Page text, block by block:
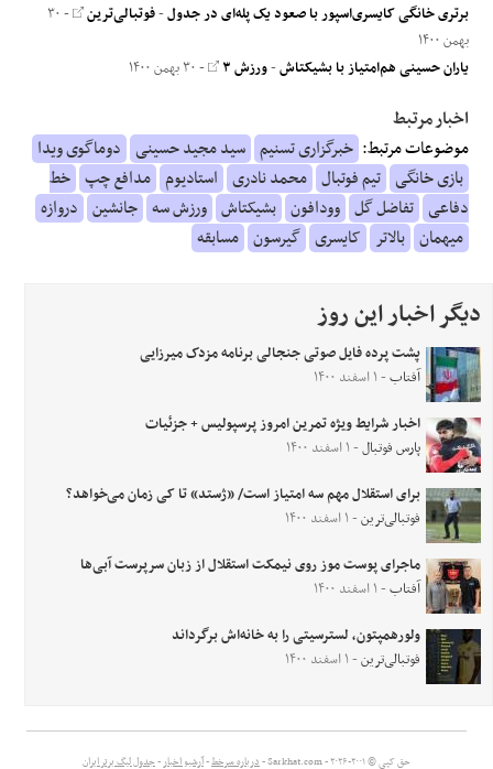
برتری خانگی کایسری‌اسپور با صعود یک پله‌‌ای در جدول-فوتبالی‌ترین
- ۳۰
بهمن ۱۴۰۰
یاران حسینی هم‌امتیاز با بشیکتاش-ورزش ۳ - ۳۰ بهمن ۱۴۰۰
اخبار مرتبط
موضوعات مرتبط: خبرگزاری تسنیم سید مجید حسینی دوماگوی ویدا
بازی خانگی تیم فوتبال محمد نادری استادیوم مدافع چپ خط
دفاعی تفاضل گل وودافون بشیکتاش ورزش سه جانشین دروازه
میهمان بالاتر کایسری گیرسون مسابقه
دیگر اخبار این روز
پشت پرده فایل صوتی جنجالی برنامه مزدک میرزایی
آفتاب- ۱ اسفند ۱۴۰۰
اخبار شرایط ویژه تمرین امروز پرسپولیس + جزئیات
پارس فوتبال- ۱ اسفند ۱۴۰۰
برای استقلال مهم سه امتیاز است/ «ژستد» تا کی زمان می‌خواهد؟
فوتبالی‌ترین- ۱ اسفند ۱۴۰۰
ماجرای پوست موز روی نیمکت استقلال از زبان سرپرست آبی‌ها
آفتاب- ۱ اسفند ۱۴۰۰
ولورهمپتون، لسترسیتی را به خانه‌اش برگرداند
فوتبالی‌ترین- ۱ اسفند ۱۴۰۰
حق کپی © ۲۰۰۱-۲۰۲۶ - Sarkhat.com - درباره سرخط-آرشیو اخبار-جدول لیگ برتر ایران